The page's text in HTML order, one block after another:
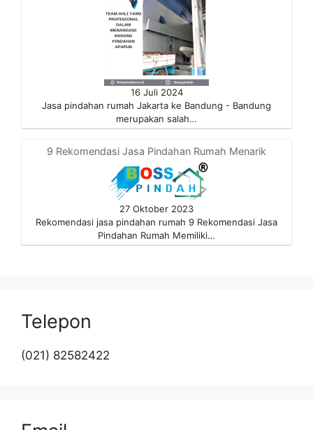
16 Juli 2024
Jasa pindahan rumah Jakarta ke Bandung - Bandung
merupakan salah…
9 Rekomendasi Jasa Pindahan Rumah Menarik
27 Oktober 2023
Rekomendasi jasa pindahan rumah 9 Rekomendasi Jasa
Pindahan Rumah Memiliki…
Telepon
(021) 82582422